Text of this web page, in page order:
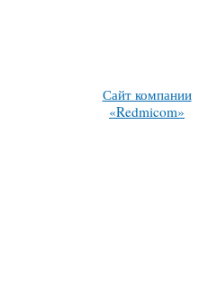
Сайт компании
«Redmicom»